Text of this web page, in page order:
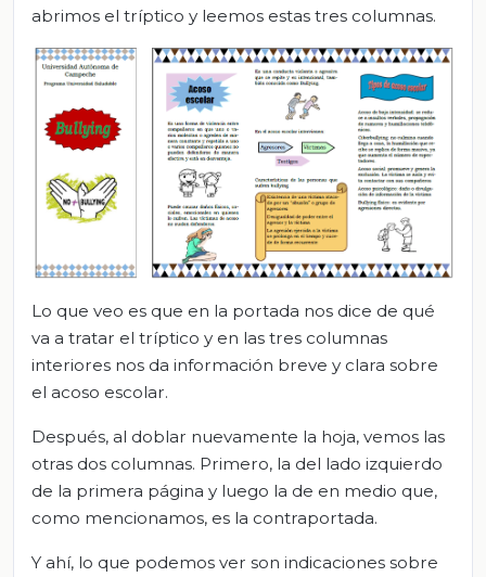
abrimos el tríptico y leemos estas tres columnas.
Lo que veo es que en la portada nos dice de qué
va a tratar el tríptico y en las tres columnas
interiores nos da información breve y clara sobre
el acoso escolar.
Después, al doblar nuevamente la hoja, vemos las
otras dos columnas. Primero, la del lado izquierdo
de la primera página y luego la de en medio que,
como mencionamos, es la contraportada.
Y ahí, lo que podemos ver son indicaciones sobre